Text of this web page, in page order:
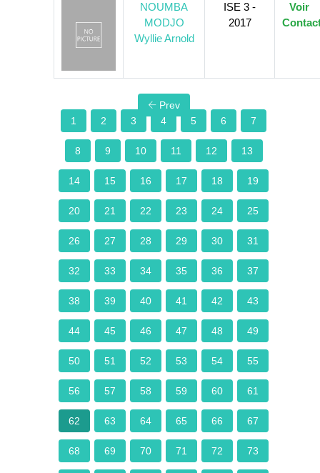
NOUMBA
MODJO
Wyllie Arnold
ISE 3 -
2017
Voir
Prev
1
2 3 4 5 6 7
8 9 10 11 12 13
14 15 16 17 18 19
20 21 22 23 24 25
26 27 28 29 30 31
32 33 34 35 36 37
38 39 40 41 42 43
44 45 46 47 48 49
50 51 52 53 54 55
56 57 58 59 60 61
62 63 64 65 66 67
68 69 70 71 72 73